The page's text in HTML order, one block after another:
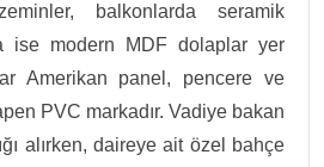
balkonlarda seramik
ise modern MDF dolaplar yer
Amerikan panel, pencere ve
PVC markadır. Vadiye bakan
alırken, daireye ait özel bahçe